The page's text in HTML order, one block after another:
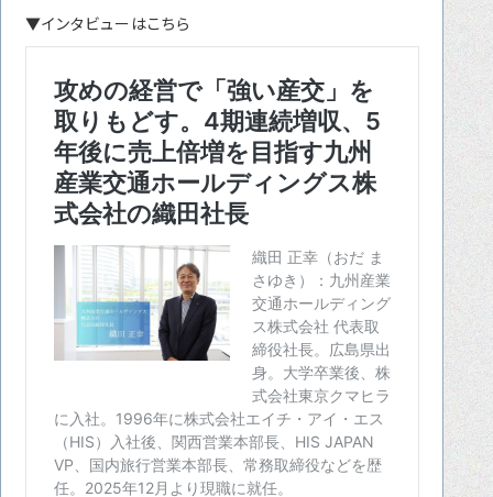
４つの特長で解決
お問い合わせ
プライバシーポリシー
▼インタビューはこちら